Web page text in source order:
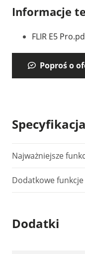
Informacje
FLIR E5
Poproś o
Specyfikacja
Najważniejsze
Dodatkowe funkcje
Dodatki